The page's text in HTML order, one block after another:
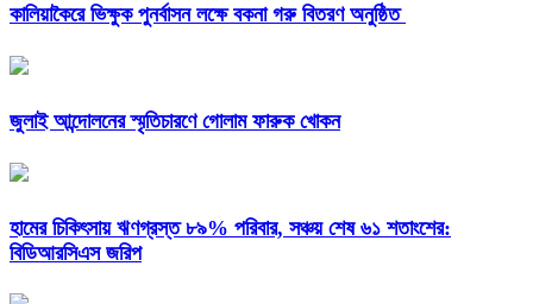
কালিয়াকৈরে ভিক্ষুক পুনর্বাসন লক্ষে বকনা গরু বিতরণ অনুষ্ঠিত
জুলাই আন্দোলনের স্মৃতিচারণে গোলাম ফারুক খোকন
হামের চিকিৎসায় ঋণগ্রস্ত ৮৯% পরিবার, সঞ্চয় শেষ ৬১ শতাংশের:
বিডিআরসিএস জরিপ